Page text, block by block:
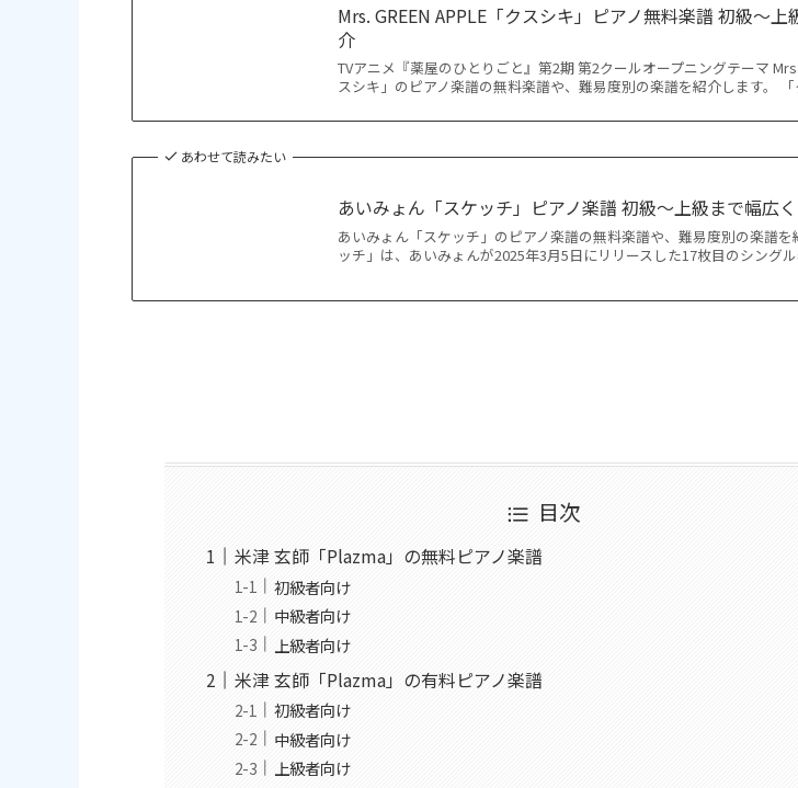
Mrs. GREEN APPLE「クスシキ」ピアノ無料楽譜 初級〜
介
TVアニメ『薬屋のひとりごと』第2期 第2クールオープニングテーマ Mrs.
スシキ」のピアノ楽譜の無料楽譜や、難易度別の楽譜を紹介します。 「
あわせて読みたい
あいみょん「スケッチ」ピアノ楽譜 初級〜上級まで幅広
あいみょん「スケッチ」のピアノ楽譜の無料楽譜や、難易度別の楽譜を
ッチ」は、あいみょんが2025年3月5日にリリースした17枚目のシング
目次
米津 玄師「Plazma」の無料ピアノ楽譜
初級者向け
中級者向け
上級者向け
米津 玄師「Plazma」の有料ピアノ楽譜
初級者向け
中級者向け
上級者向け